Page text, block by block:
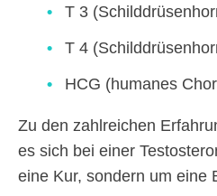
T 3
T 4
HCG (humanes
Zu den zahlreichen
es sich bei einer
eine Kur, sondern um eine